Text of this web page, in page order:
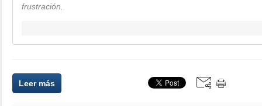
frustración.
Leer más